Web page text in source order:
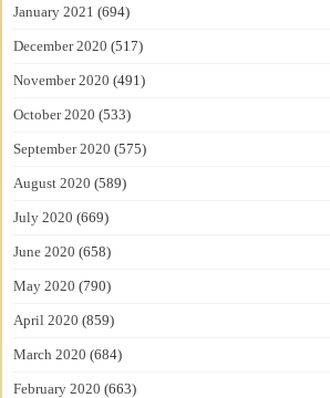
January 2021 (694)
December 2020 (517)
November 2020 (491)
October 2020 (533)
September 2020 (575)
August 2020 (589)
July 2020 (669)
June 2020 (658)
May 2020 (790)
April 2020 (859)
March 2020 (684)
February 2020 (663)